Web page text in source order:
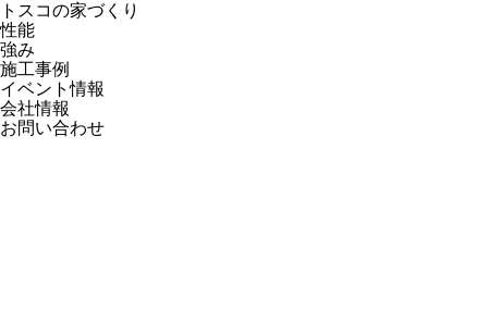
トスコの家づくり
性能
強み
施工事例
イベント情報
会社情報
お問い合わせ